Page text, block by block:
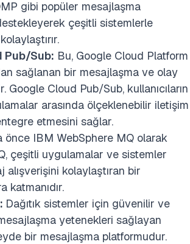
gibi popüler mesajlaşma
çeşitli sistemlerle
Pub/Sub: Bu, Google Cloud Platform
sağlanan bir mesajlaşma ve olay
Google Cloud Pub/Sub, kullanıcıların
arasında ölçeklenebilir iletişim
etmesini sağlar.
önce IBM WebSphere MQ olarak
çeşitli uygulamalar ve sistemler
alışverişini kolaylaştıran bir
katmanıdır.
Dağıtık sistemler için güvenilir ve
yetenekleri sağlayan
bir mesajlaşma platformudur.